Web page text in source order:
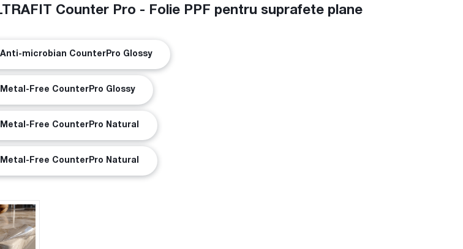
Counter Pro - Folie PPF pentru suprafete plane
microbian CounterPro Glossy
Free CounterPro Glossy
Free CounterPro Natural
Free CounterPro Natural